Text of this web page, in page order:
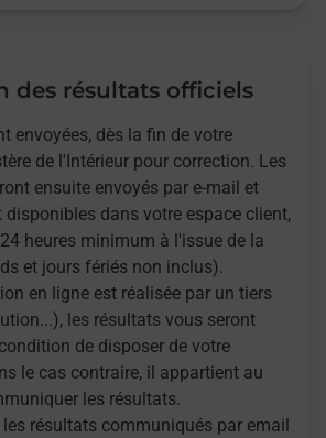
des résultats officiels
envoyées, dès la fin de votre
de l'Intérieur pour correction. Les
ensuite envoyés par e-mail et
disponibles dans votre espace client,
heures minimum à l'issue de la
et jours fériés non inclus).
en ligne est réalisée par un tiers
les résultats vous seront
de disposer de votre
le cas contraire, il appartient au
les résultats.
les résultats communiqués par email